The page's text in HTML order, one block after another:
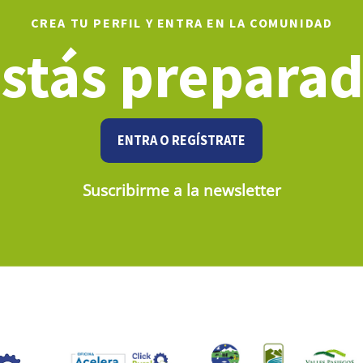
CREA TU PERFIL Y ENTRA EN LA COMUNIDAD
ENTRA O REGÍSTRATE
Suscribirme a la newsletter